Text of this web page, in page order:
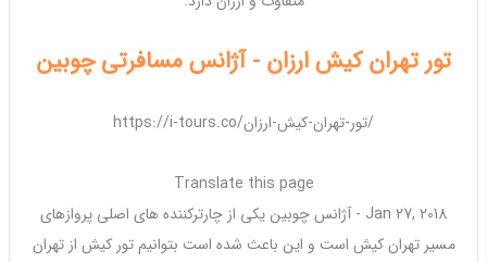
تور تهران کیش ارزان - آژانس مسافرتی چوبین
https://i-tours.co/تور-تهران-کیش-ارزان/
Translate this page
Jan 27, 2018 -
آژانس چوبین یکی از چارترکننده های اصلی پروازهای
مسیرتهران کیش است و این باعث شده است بتوانیمتور کیش از تهران